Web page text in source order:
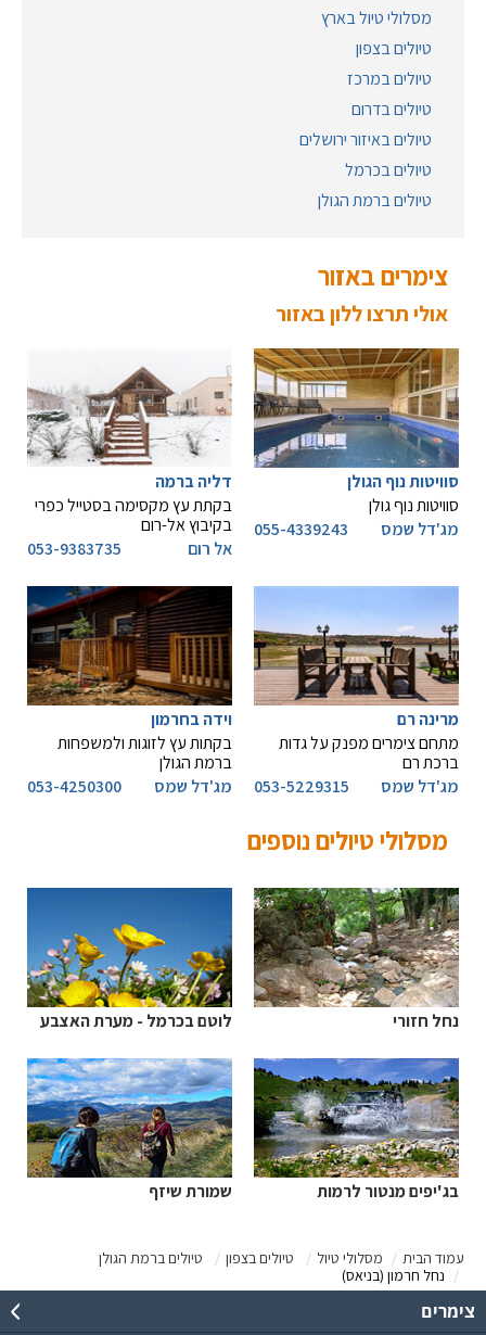
עמוד הבית מסלולי טיול טיולים בצפון
טיולים ברמת הגולן
נחל חרמון (בניאס)
מסלולי טיול בארץ
טיולים בצפון
טיולים במרכז
טיולים בדרום
טיולים באיזור ירושלים
טיולים בכרמל
טיולים ברמת הגולן
צימרים באזור
אולי תרצו ללון באזור
סוויטות נוף הגולן
סוויטות נוף גולן
מג'דל שמס
055-4339243
דליה ברמה
בקתת עץ מקסימה בסטייל כפרי
בקיבוץ אל-רום
אל רום
053-9383735
מרינה רם
מתחם צימרים מפנק על גדות
ברכת רם
מג'דל שמס
053-5229315
וידה בחרמון
בקתות עץ לזוגות ולמשפחות
ברמת הגולן
מג'דל שמס
053-4250300
מסלולי טיולים נוספים
נחל חזורי לוטם בכרמל - מערת האצבע
בג'יפים מנטור לרמות שמורת שיזף
צימרים